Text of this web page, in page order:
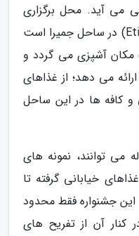
می آید. محل برگزاری
نمایشگاه (Etisalat Beach Canteen) در ساحل جمیرا است
مکان آشپزی می گردد و
می دهد؛ از غذاهای
و کافه ها در این ساحل
می توانند، نمونه های
خیابانی گرفته تا
این جشنواره فقط محدود
کنار آن از تفریح های